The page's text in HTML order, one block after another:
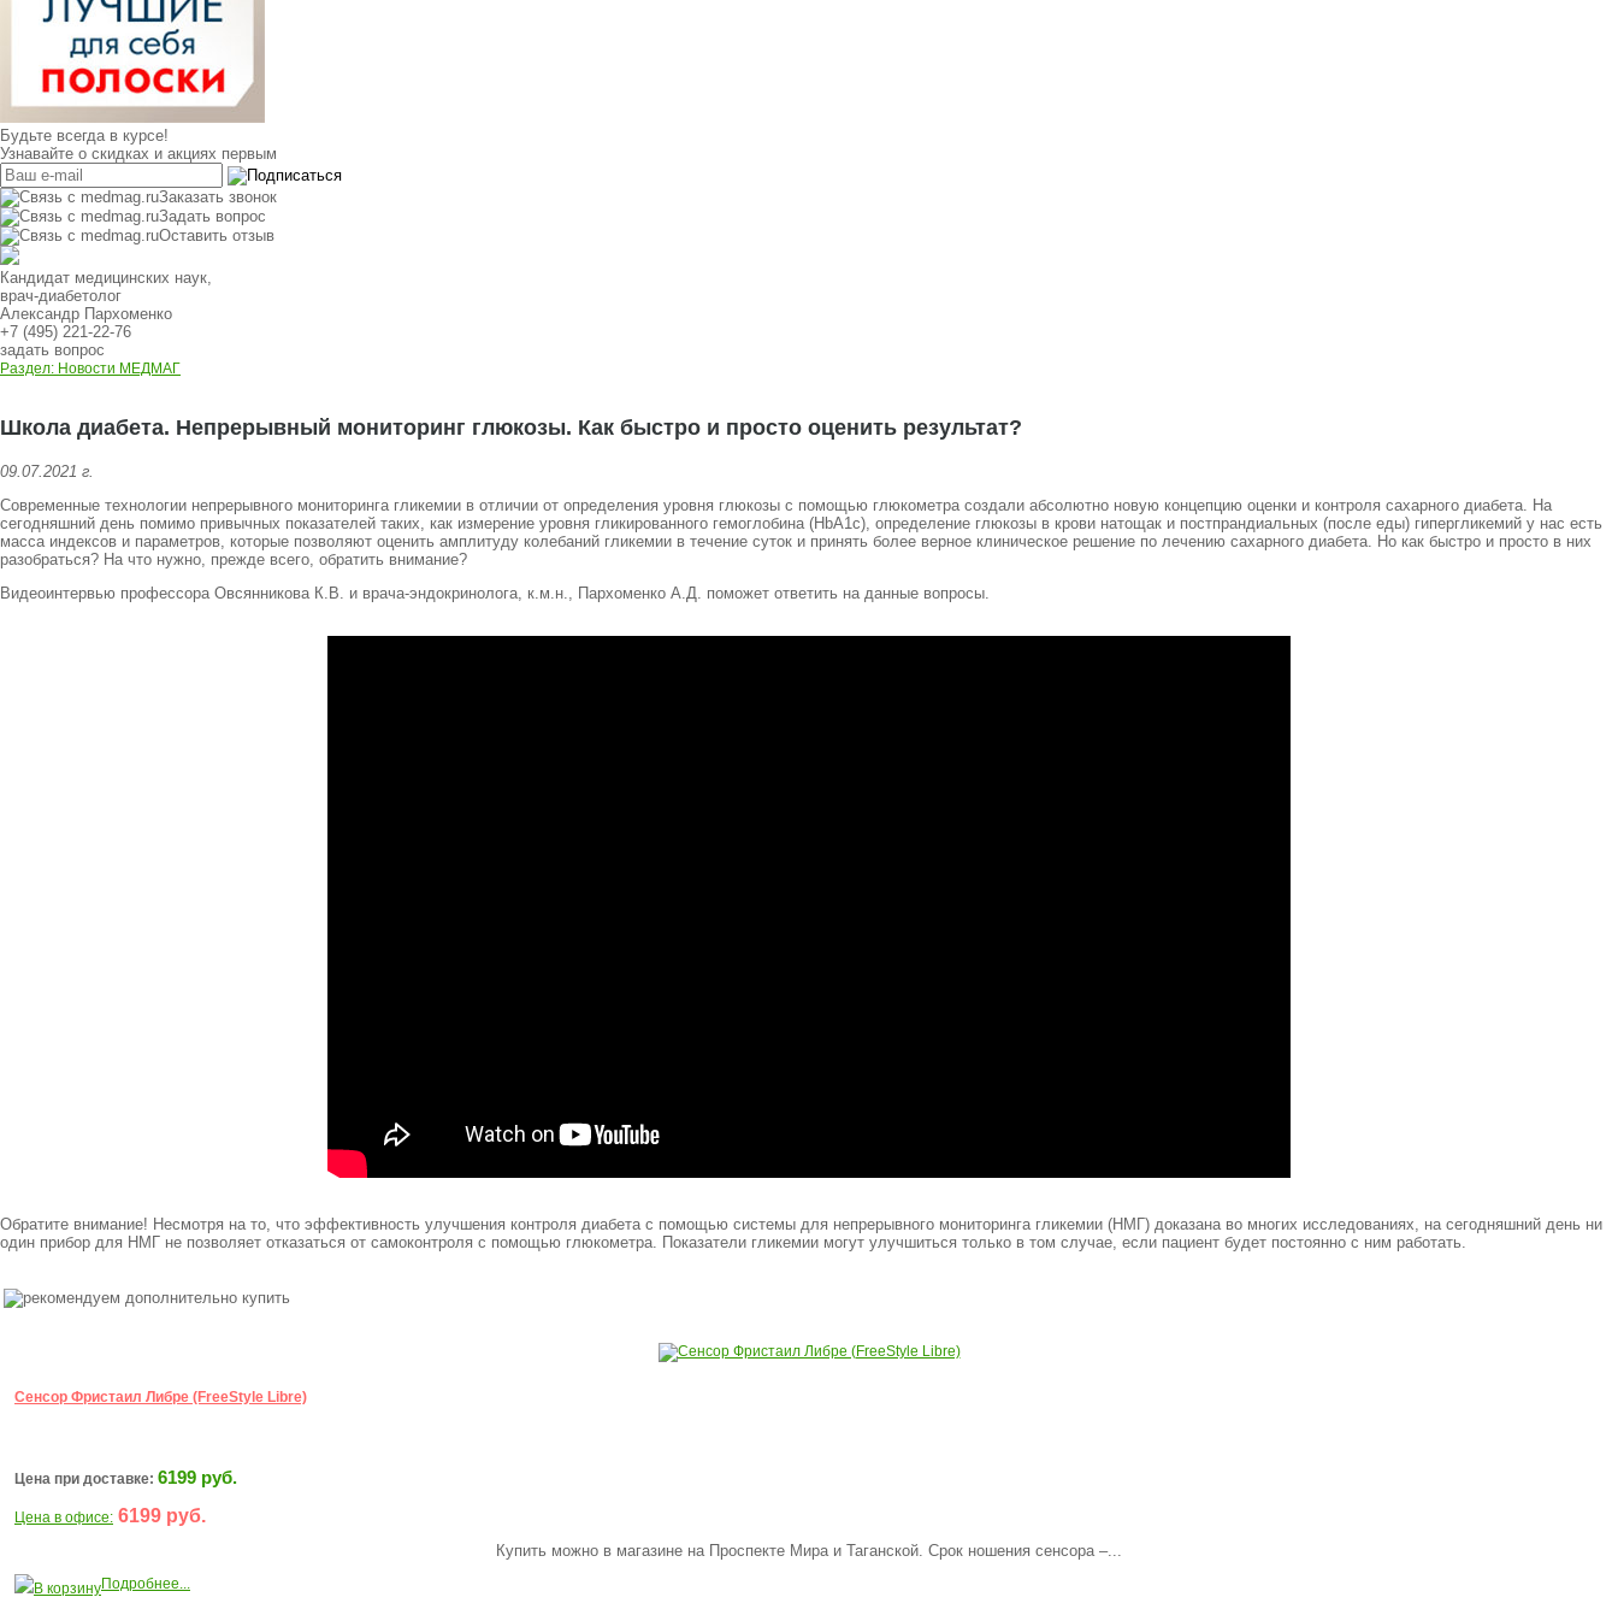
Будьте всегда в курсе!
Узнавайте о скидках и акциях первым
Заказать звонок
Задать вопрос
Оставить отзыв
Кандидат медицинских наук,
врач-диабетолог
Александр Пархоменко
+7 (495) 221-22-76
задать вопрос
Раздел: Новости МЕДМАГ
Школа диабета. Непрерывный мониторинг глюкозы. Как быстро и просто оценить результат?
09.07.2021 г.
Современные технологии непрерывного мониторинга гликемии в отличии от определения уровня глюкозы с помощью глюкометра создали абсолютно новую концепцию оценки и контроля сахарного диабета. На
сегодняшний день помимо привычных показателей таких, как измерение уровня гликированного гемоглобина (HbA1c), определение глюкозы в крови натощак и постпрандиальных (после еды) гипергликемий у нас есть
масса индексов и параметров, которые позволяют оценить амплитуду колебаний гликемии в течение суток и принять более верное клиническое решение по лечению сахарного диабета. Но как быстро и просто в них
разобраться? На что нужно, прежде всего, обратить внимание?
Видеоинтервью профессора Овсянникова К.В. и врача-эндокринолога, к.м.н., Пархоменко А.Д. поможет ответить на данные вопросы.
Обратите внимание! Несмотря на то, что эффективность улучшения контроля диабета с помощью системы для непрерывного мониторинга гликемии (НМГ) доказана во многих исследованиях, на сегодняшний день ни
один прибор для НМГ не позволяет отказаться от самоконтроля с помощью глюкометра. Показатели гликемии могут улучшиться только в том случае, если пациент будет постоянно с ним работать.
Сенсор Фристаил Либре (FreeStylе Libre)
Цена при доставке: 6199 руб.
Цена в офисе: 6199 руб.
Купить можно в магазине на Проспекте Мира и Таганской. Срок ношения сенсора –...
В корзинуПодробнее...